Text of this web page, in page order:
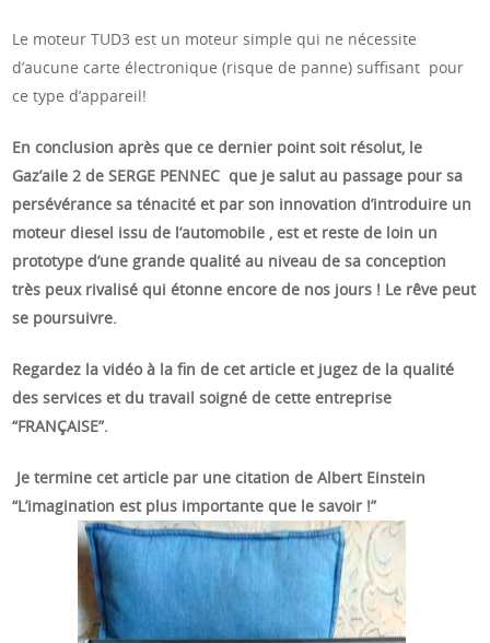
Le moteur TUD3 est un moteur simple qui ne nécessite
d’aucune carte électronique (risque de panne) suffisant pour
ce type d’appareil!
En conclusion après que ce dernier point soit résolut, le
Gaz’aile 2 de SERGE PENNEC que je salut au passage pour sa
persévérance sa ténacité et par son innovation d’introduire un
moteur diesel issu de l’automobile , est et reste de loin un
prototype d’une grande qualité au niveau de sa conception
très peux rivalisé qui étonne encore de nos jours ! Le rêve peut
se poursuivre.
Regardez la vidéo à la fin de cet article et jugez de la qualité
des services et du travail soigné de cette entreprise
“FRANÇAISE”.
Je termine cet article par une citation de Albert Einstein
“L’imagination est plus importante que le savoir !”